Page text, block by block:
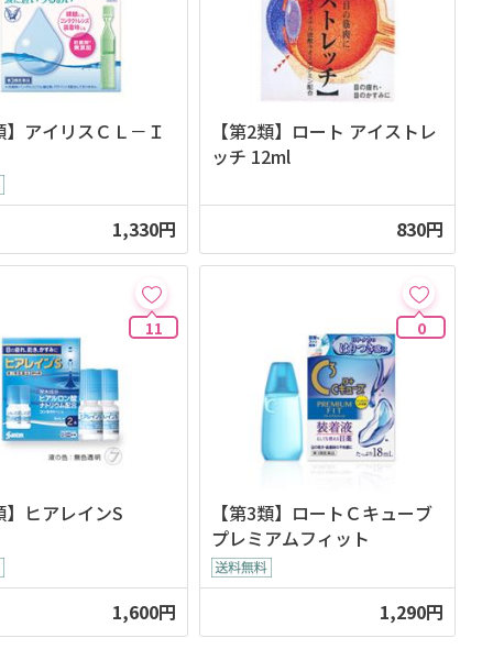
】アイリスＣＬ－Ｉ
1,330円
【第2類】ロート アイストレ
ッチ 12ml
830円
11
】ヒアレインS
1,600円
0
【第3類】ロートＣキューブ
プレミアムフィット
1,290円